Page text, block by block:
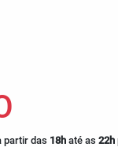
partir das 18haté as 22h